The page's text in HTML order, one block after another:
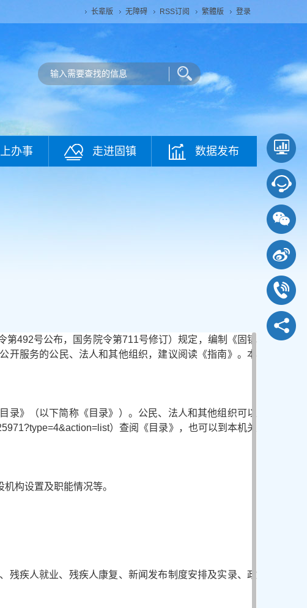
长辈版 无障碍 RSS订阅 繁體版 登录
办事 走进固镇 数据发布
492号公布，国务院令第711号修订）规定，编制《固镇
开服务的公民、法人和其他组织，建议阅读《指南》。本
》（以下简称《目录》）。公民、法人和其他组织可以
）查阅《目录》，也可以到本机关
构设置及职能情况等。
残疾人就业、残疾人康复、新闻发布制度安排及实录、政